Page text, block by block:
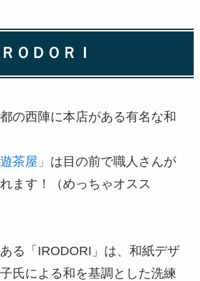
ＯＤＯＲＩ
の西陣に本店がある有名な和
茶屋」 は目の前で職人さんが
ます！（めっちゃオスス
る「IRODORI」は、和紙デザ
氏による和を基調とした洗練